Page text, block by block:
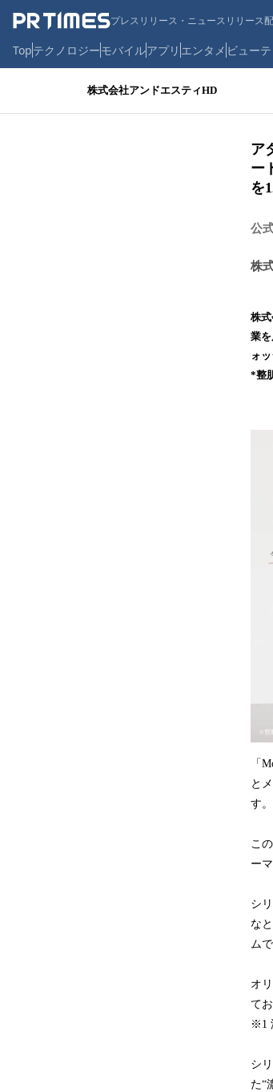
プレスリリース・ニュースリリース
Topテクノロジーモバイルアプリ エンタメ ビュー
株式会社アンドエスティHD
ア
ー
を
公
株
株
業
ォ
*整
「
と
す。
こ
ー
シ
な
ムで
オ
て
※1
シ
た“